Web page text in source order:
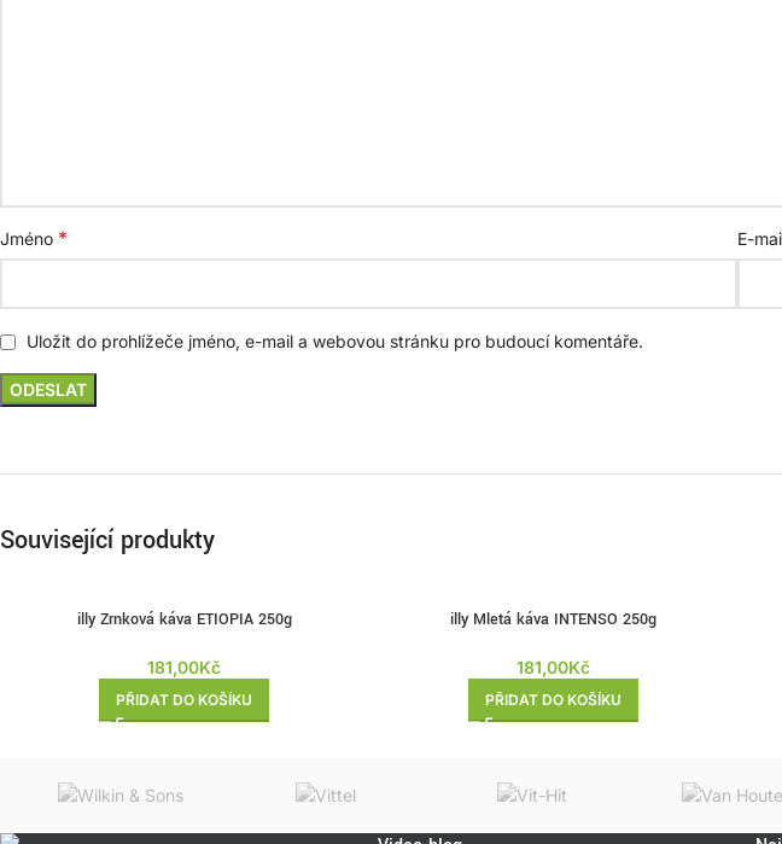
Jméno * E-
Uložit do prohlížeče jméno, e-mail a webovou stránku pro budoucí komentáře.
Související produkty
illy Zrnková káva ETIOPIA 250g
181,00Kč
PŘIDAT DO KOŠÍKU
illy Mletá káva INTENSO 250g
181,00Kč
PŘIDAT DO KOŠÍKU